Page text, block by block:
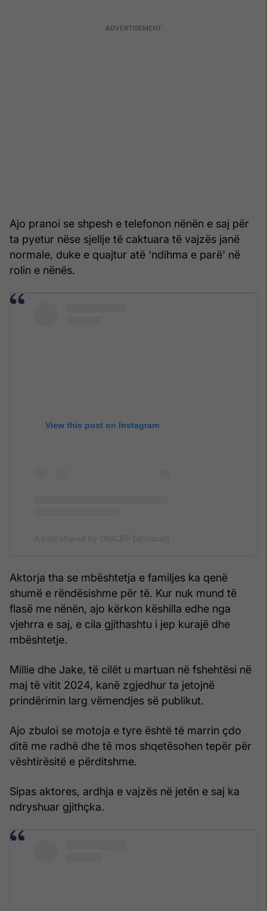
Ajo pranoi se shpesh e telefonon nënën e saj për
ta pyetur nëse sjellje të caktuara të vajzës janë
normale, duke e quajtur atë 'ndihma e parë' në
rolin e nënës.
View this post on Instagram
Aktorja tha se mbështetja e familjes ka qenë
shumë e rëndësishme për të. Kur nuk mund të
flasë me nënën, ajo kërkon këshilla edhe nga
vjehrra e saj, e cila gjithashtu i jep kurajë dhe
mbështetje.
Millie dhe Jake, të cilët u martuan në fshehtësi në
maj të vitit 2024, kanë zgjedhur ta jetojnë
prindërimin larg vëmendjes së publikut.
Ajo zbuloi se motoja e tyre është të marrin çdo
ditë me radhë dhe të mos shqetësohen tepër për
vështirësitë e përditshme.
Sipas aktores, ardhja e vajzës në jetën e saj ka
ndryshuar gjithçka.